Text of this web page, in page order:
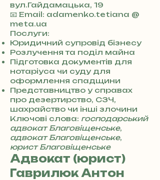
вул.Гайдамацька, 19
+
3
8
0
7
3
0
4
8
5
7
8
4
📧 Email: adamenko.tetiana @
meta.ua
Послуги:
Юридичний супровід бізнесу
Розлучення та поділ майна
Підготовка документів для
нотаріуса чи суду для
оформлення спадщини
Представництво у справах
про дезертирство, СЗЧ,
шахрайство чи інші злочини
Ключові слова: господарський
адвокат Благовіщенське,
адвокат Благовіщенське,
юрист Благовіщенське
Адвокат (юрист)
Гаврилюк Антон